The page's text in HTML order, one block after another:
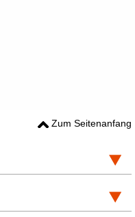
Zum Seitenanfang